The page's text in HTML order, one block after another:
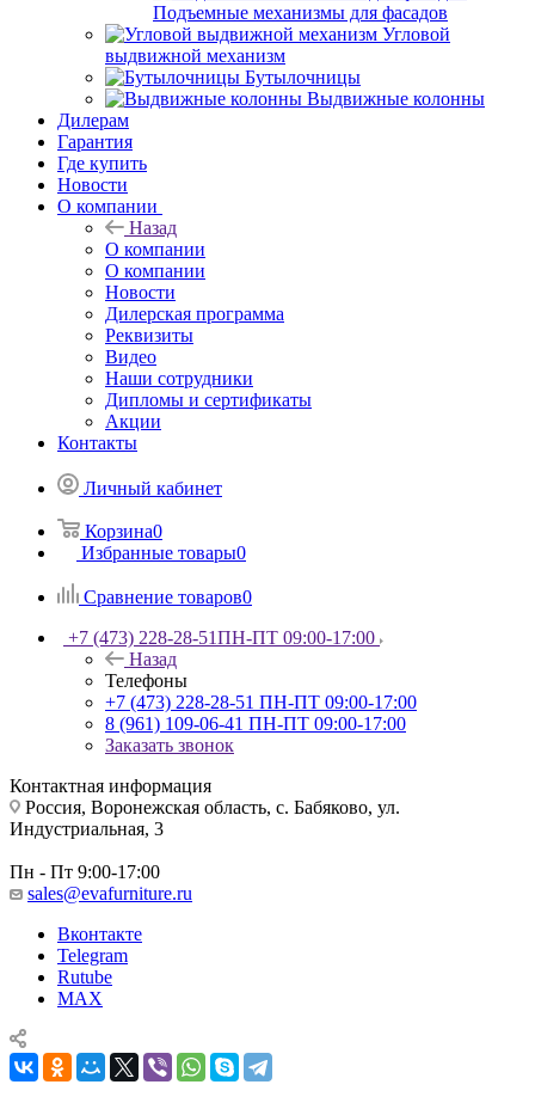
Подъемные механизмы для фасадов
Угловой
выдвижной механизм
Бутылочницы
Выдвижные колонны
Дилерам
Гарантия
Где купить
Новости
О компании
Назад
О компании
О компании
Новости
Дилерская программа
Реквизиты
Видео
Наши сотрудники
Дипломы и сертификаты
Акции
Контакты
Личный кабинет
Корзина0
Избранные товары0
Сравнение товаров0
+7 (473) 228-28-51ПН-ПТ 09:00-17:00
Назад
Телефоны
+7 (473) 228-28-51 ПН-ПТ 09:00-17:00
8 (961) 109-06-41 ПН-ПТ 09:00-17:00
Заказать звонок
Контактная информация
Россия, Воронежская область, с. Бабяково, ул.
Индустриальная, 3
Пн - Пт 9:00-17:00
sales@evafurniture.ru
Вконтакте
Telegram
Rutube
MAX